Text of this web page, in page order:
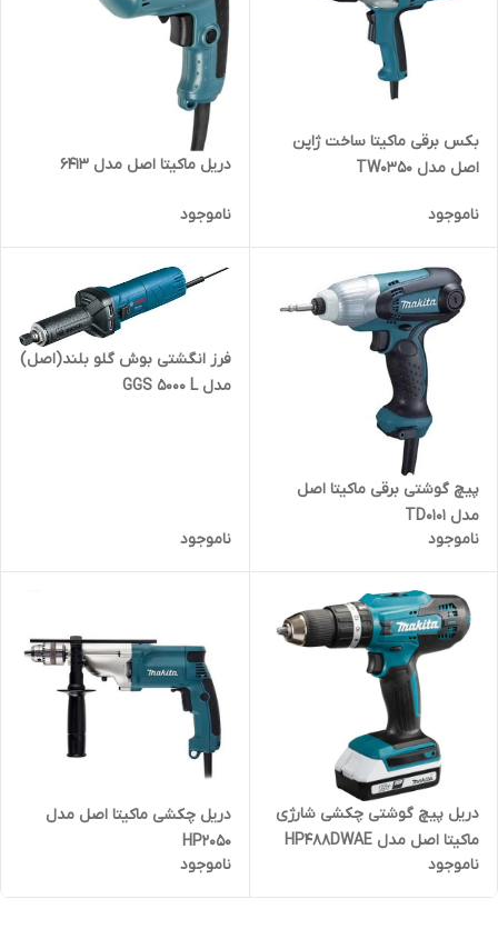
بکس برقی ماکیتا ساخت ژاپن
اصل مدل TW0350
ناموجود
دریل ماکیتا اصل مدل 6413
ناموجود
پیچ گوشتی برقی ماکیتا اصل
مدل TD0101
ناموجود
فرز انگشتی بوش گلو بلند(اصل)
مدل GGS 5000 L
ناموجود
دریل پیچ گوشتی چکشی شارژی
ماکیتا اصل مدل HP488DWAE
ناموجود
دریل چکشی ماکیتا اصل مدل
HP2050
ناموجود